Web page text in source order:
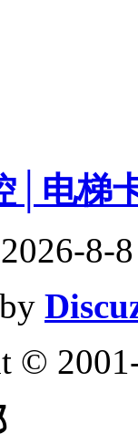
│电梯
8-
©